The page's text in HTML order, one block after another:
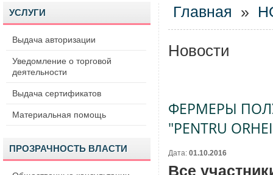
УСЛУГИ
Выдача авторизации
Уведомление о торговой
деятельности
Выдача сертификатов
Материальная помощь
ПРОЗРАЧНОСТЬ ВЛАСТИ
Главная »
Новости
ФЕРМЕРЫ
"PENTRU
Дата: 01.10.2016
Все